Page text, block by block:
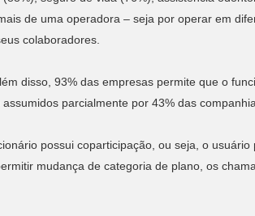
de uma operadora – seja por operar em
colaboradores.
disso, 93% das empresas permite que o
parcialmente por 43% das
possui coparticipação, ou seja, o usuário
mudança de categoria de plano, os